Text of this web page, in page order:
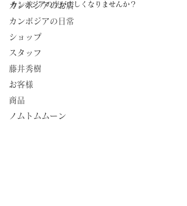
カンボジアのお店
カンボジアの日常
ショップ
スタッフ
藤井秀樹
お客様
商品
ノムトムムーン
カンボジアの空が恋しくなりませんか？